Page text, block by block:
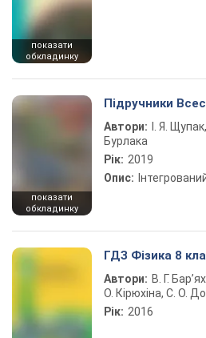
показати
обкладинку
показати
обкладинку
Підручники
Автори:
І. Я.
Бурлака
Рік: 2019
Опис:
ГДЗ Фізика 8
Автори: В. Г.
О. Кірюхіна, С. О.
Рік: 2016